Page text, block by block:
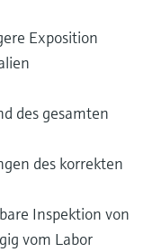
Exposition
des gesamten
des korrekten
Inspektion von
vom Labor